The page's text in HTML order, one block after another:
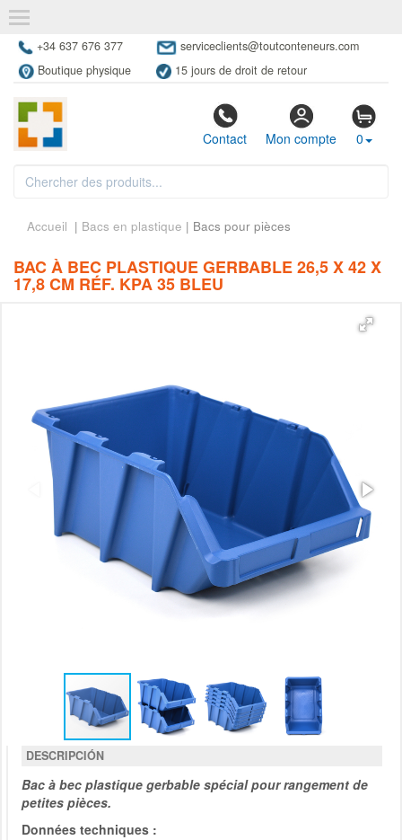
+34 637 676 377
serviceclients@toutconteneurs.com
Boutique physique
15 jours de droit de retour
Contact Mon compte 0
Accueil | Bacs en plastique | Bacs pour pièces
BAC À BEC PLASTIQUE GERBABLE 26,5 X 42 X
17,8 CM RÉF. KPA 35 BLEU
DESCRIPCIÓN
Bac à bec plastique gerbable spécial pour rangement de
petites pièces.
Données techniques :